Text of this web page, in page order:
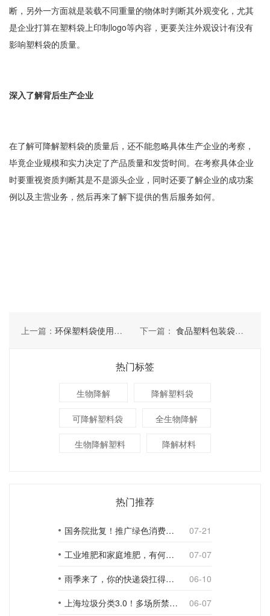
断，另外一方面就是装载不同重量的物体时判断其外观变化，尤其
是企业打算在塑料袋上印制logo等内容，更要关注外观设计有没有
影响塑料袋的质量。
深入了解背后生产企业
在了解可降解塑料袋的质量后，还不能忽略具体生产企业的考察，
毕竟企业规模和实力决定了产品质量和发货时间。在考察具体企业
时要重视资质判断其是不是源头企业，同时还要了解企业的成功案
例以及主营业务，然后再来了解下提供的售后服务如何。
上一篇： 环保塑料袋使用的好处，你知道吗 下一篇： 食品塑料包装袋如何识别
热门标签
生物降解 降解塑料袋
可降解塑料袋 全生物降解
生物降解塑料 降解材料
热门推荐
国务院批复！推广绿色消费，引导使用环保可降解包装材料
07-21
工业堆肥和家庭堆肥，有何不同？
07-07
雨季来了，你的快递袋扛得住吗？
06-10
上海垃圾分类3.0！多场所禁止使用一次性塑料袋；推动快递包装绿色转型
06-07